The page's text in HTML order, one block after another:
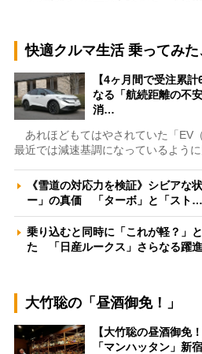
快適クルマ生活 乗ってみ
【4ヶ月間で受注累
なる「航続距離の不
消…
あれほどもてはやされていた「EV
最近では減速基調になっているよう
《雪道の対応力を検証》シビアな
ー」の真価 「ターボ」と「スト…
乗り込むと同時に「これが軽？」
た 「日産ルークス」さらなる躍
大竹聡の「昼酒御免！」
【大竹聡の昼酒御免
「マンハッタン」新